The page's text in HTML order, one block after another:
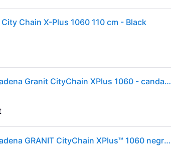
Chain X-Plus 1060 110 cm - Black
ABUS Candado de cadena Granit CityChain XPlus 1060 - candado de acero endurecido para bicicletas - nivel de seguridad 15
ABUS Candado de cadena GRANIT CityChain XPlus™ 1060 negro - EG